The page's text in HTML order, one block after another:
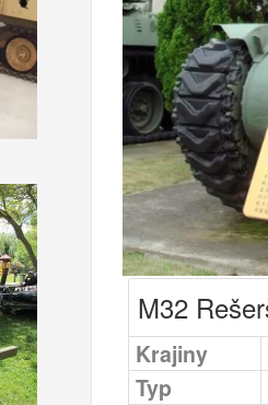
M32
Krajiny
Typ